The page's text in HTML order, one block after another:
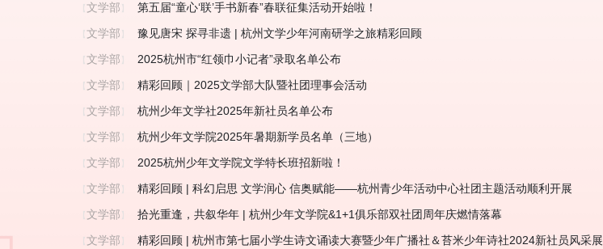
文学部 第五届“童心‘联’手书新春”春联征集活动开始啦！
文学部 豫见唐宋 探寻非遗 | 杭州文学少年河南研学之旅精彩回顾
文学部 2025杭州市“红领巾小记者”录取名单公布
文学部 精彩回顾｜2025文学部大队暨社团理事会活动
文学部 杭州少年文学社2025年新社员名单公布
文学部 杭州少年文学院2025年暑期新学员名单（三地）
【文学部 】 2025杭州少年文学院文学特长班招新啦！
【文学部 】 精彩回顾 | 科幻启思 文学润心 信奥赋能——杭州青少年活动中心社团主题活动顺利开展
文学部 】 拾光重逢，共叙华年 | 杭州少年文学院&1+1俱乐部双社团周年庆燃情落幕
【文学部 】 精彩回顾 | 杭州市第七届小学生诗文诵读大赛暨少年广播社＆苔米少年诗社2024新社员风采展